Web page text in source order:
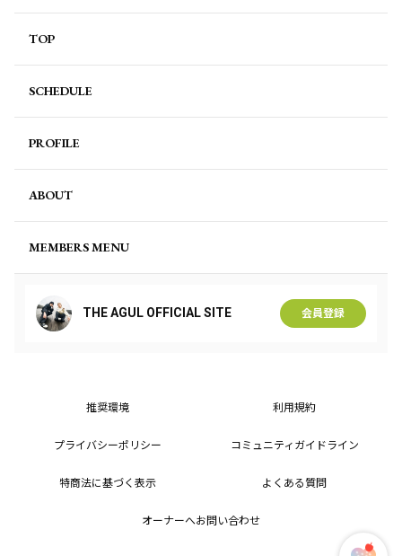
TOP
SCHEDULE
PROFILE
ABOUT
MEMBERS MENU
THE AGUL OFFICIAL SITE 会員登録
推奨環境 利用規約
プライバシーポリシー コミュニティガイドライン
特商法に基づく表示 よくある質問
オーナーへお問い合わせ